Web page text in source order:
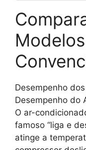
Desempenho
Desempenho do
O ar-
famoso “liga e
atinge a